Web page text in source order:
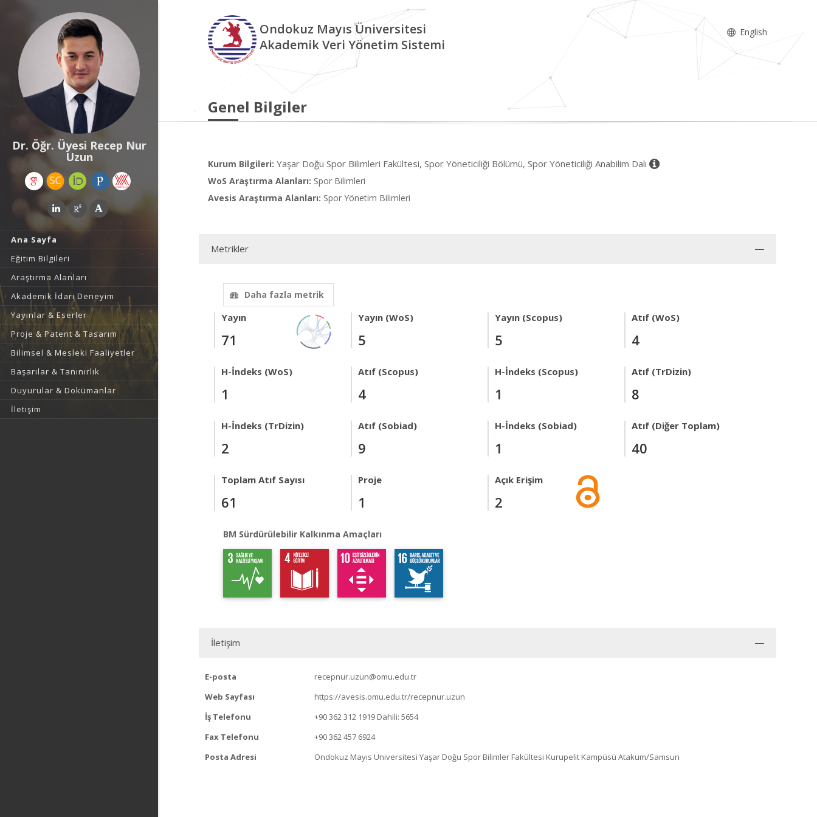
Dr. Öğr. Üyesi Recep Nur
Uzun
Ana Sayfa
Eğitim Bilgileri
Araştırma Alanları
Akademik İdari Deneyim
Yayınlar & Eserler
Proje & Patent & Tasarım
Bilimsel & Mesleki Faaliyetler
Başarılar & Tanınırlık
Duyurular & Dokümanlar
İletişim
Ondokuz Mayıs Üniversitesi
Akademik Veri Yönetim Sistemi
English
Genel Bilgiler
Kurum Bilgileri: Yaşar Doğu Spor Bilimleri Fakültesi, Spor Yöneticiliği Bölümü, Spor Yöneticiliği Anabilim Dalı
WoS Araştırma Alanları: Spor Bilimleri
Avesis Araştırma Alanları: Spor Yönetim Bilimleri
Metrikler
Daha fazla metrik
Yayın
71
Yayın (WoS)
5
Yayın (Scopus)
5
Atıf (WoS)
4
H-İndeks (WoS)
1
Atıf (Scopus)
4
H-İndeks (Scopus)
1
Atıf (TrDizin)
8
H-İndeks (TrDizin)
2
Atıf (Sobiad)
9
H-İndeks (Sobiad)
1
Atıf (Diğer Toplam)
40
Toplam Atıf Sayısı
61
Proje
1
Açık Erişim
2
BM Sürdürülebilir Kalkınma Amaçları
İletişim
E-posta
recepnur.uzun@omu.edu.tr
Web Sayfası
https://avesis.omu.edu.tr/recepnur.uzun
İş Telefonu
+90 362 312 1919 Dahili: 5654
Fax Telefonu
+90 362 457 6924
Posta Adresi
Ondokuz Mayıs Üniversitesi Yaşar Doğu Spor Bilimler Fakültesi Kurupelit Kampüsü Atakum/Samsun